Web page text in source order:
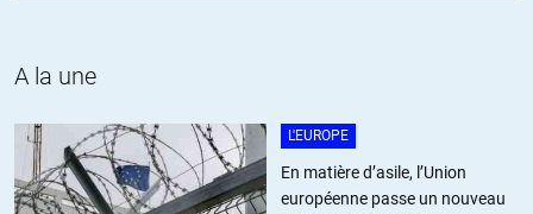
le présent et dans le futur…vers là ou les russes et les chinois
+8 ALERTER
A la une
L'EUROPE
En matière d’asile, l’Union
européenne passe un nouveau